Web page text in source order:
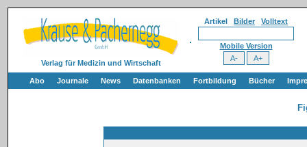
Verlag für Medizin und Wirtschaft
Artikel Bilder Volltext
Mobile Version
Abo Journale News Datenbanken Fortbildung Bücher